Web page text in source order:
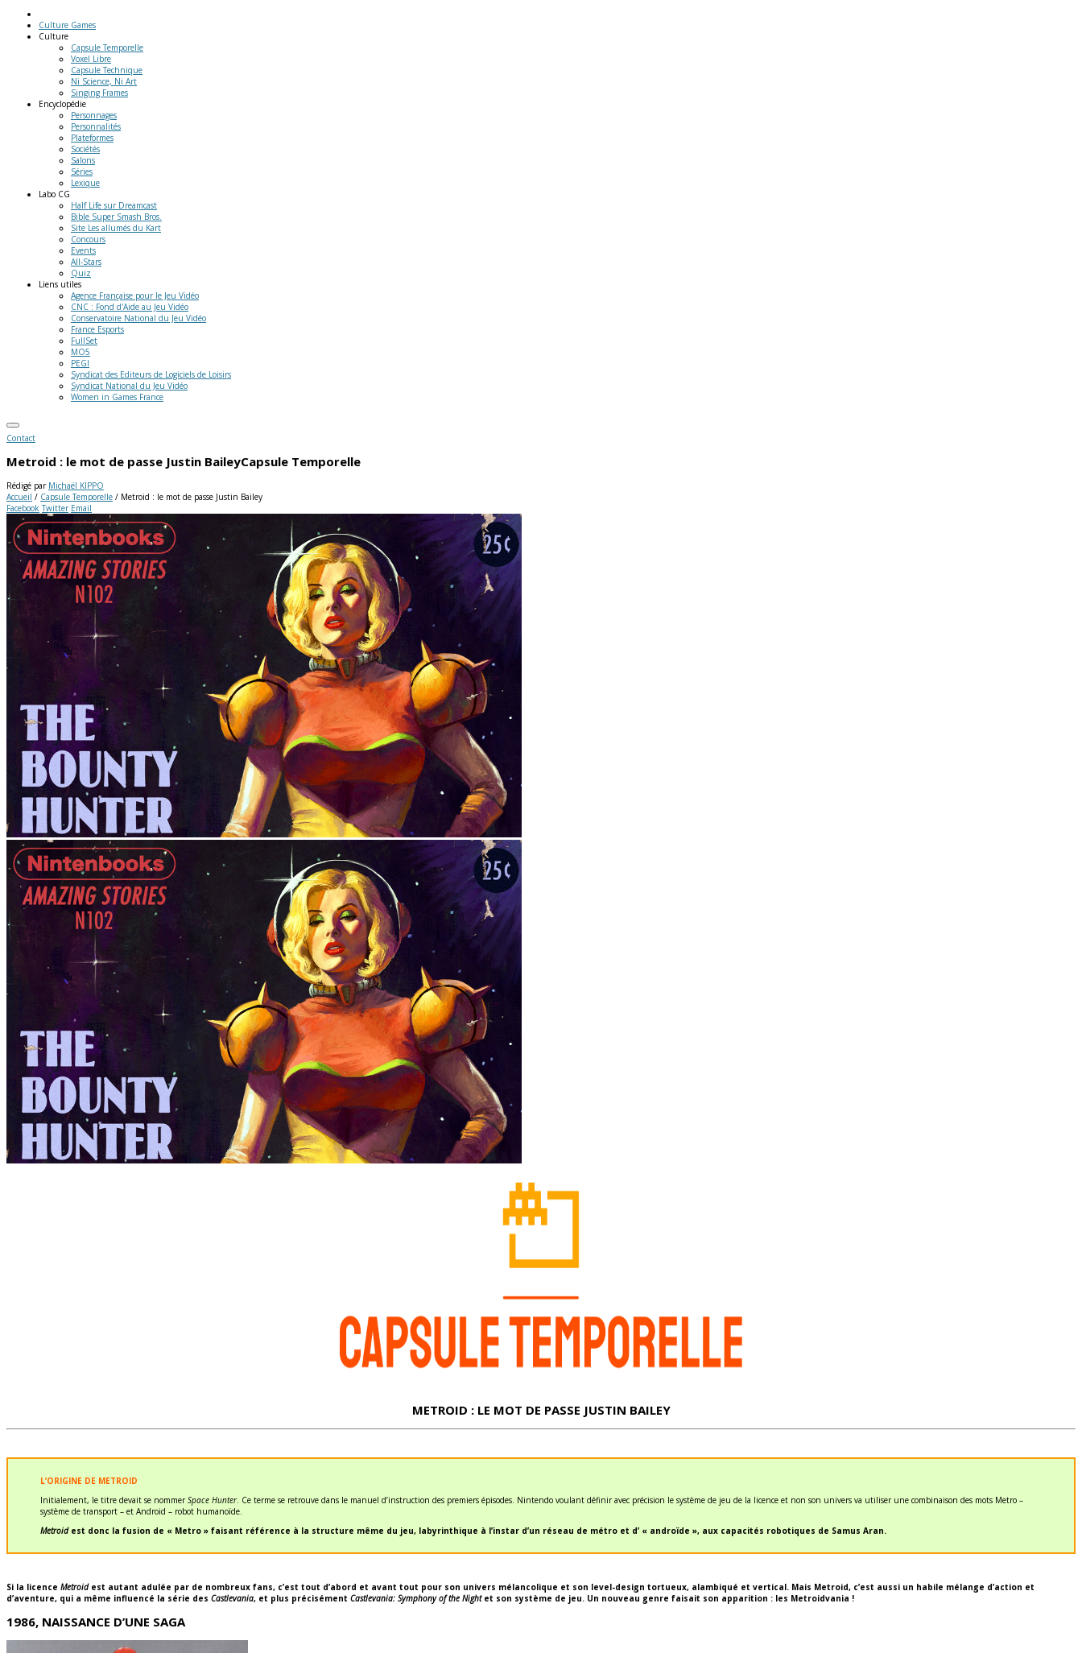
Culture Games
Culture
Capsule Temporelle
Voxel Libre
Capsule Technique
Ni Science, Ni Art
Singing Frames
Encyclopédie
Personnages
Personnalités
Plateformes
Sociétés
Salons
Séries
Lexique
Labo CG
Half Life sur Dreamcast
Bible Super Smash Bros.
Site Les allumés du Kart
Concours
Events
All-Stars
Quiz
Liens utiles
Agence Française pour le Jeu Vidéo
CNC : Fond d'Aide au Jeu Vidéo
Conservatoire National du Jeu Vidéo
France Esports
FullSet
MO5
PEGI
Syndicat des Editeurs de Logiciels de Loisirs
Syndicat National du Jeu Vidéo
Women in Games France
Contact
Metroid : le mot de passe Justin BaileyCapsule Temporelle
Rédigé par Michaël KIPPO
Accueil / Capsule Temporelle / Metroid : le mot de passe Justin Bailey
Facebook Twitter Email
METROID : LE MOT DE PASSE JUSTIN BAILEY
L’ORIGINE DE METROID
Initialement, le titre devait se nommer Space Hunter. Ce terme se retrouve dans le manuel d’instruction des premiers épisodes. Nintendo voulant définir avec précision le système de jeu de la licence et non son univers va utiliser une combinaison des mots Metro –
système de transport – et Android – robot humanoïde.
Metroidest donc la fusion de « Metro » faisant référence à la structure même du jeu, labyrinthique à l’instar d’un réseau de métro et d’ « androïde », aux capacités robotiques de Samus Aran.
Si la licence Metroidest autant adulée par de nombreux fans, c’est tout d’abord et avant tout pour son univers mélancolique et son level-design tortueux, alambiqué et vertical. Mais Metroid, c’est aussi un habile mélange d’action et
d’aventure, qui a même influencé la série des Castlevania, et plus précisément Castlevania: Symphony of the Nightet son système de jeu. Un nouveau genre faisait son apparition : les Metroidvania !
1986, NAISSANCE D’UNE SAGA